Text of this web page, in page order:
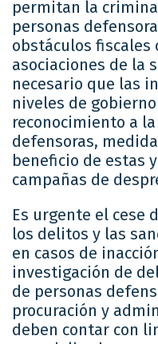
permitan la
personas
obstáculos fiscales
asociaciones de la
necesario que las
niveles de
reconocimiento a
defensoras,
beneficio de estas
campañas de
Es urgente el cese
los delitos y las
en casos de
investigación de
de personas
procuración y
deben contar con